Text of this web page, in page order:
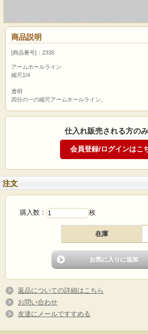
商品説明
[商品番号]：2335
アームホールライン
縮尺1/4
透明
四分の一の縮尺アームホールライン。
仕入れ販売される方の
注文
購入数： 枚
在庫
返品についての詳細はこちら
お問い合わせ
友達にメールですすめる